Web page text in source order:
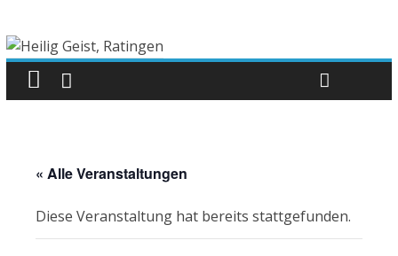
« Alle Veranstaltungen
Diese Veranstaltung hat bereits stattgefunden.